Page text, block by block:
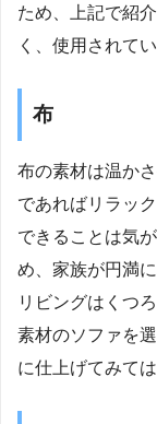
ため、上記で紹
く、使用されて
布
布の素材は温か
であればリラッ
できることは気
め、家族が円満
リビングはくつ
素材のソファを
に仕上げてみて